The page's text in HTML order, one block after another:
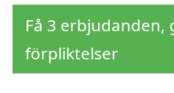
Få 3 erbjudanden,
förpliktelser